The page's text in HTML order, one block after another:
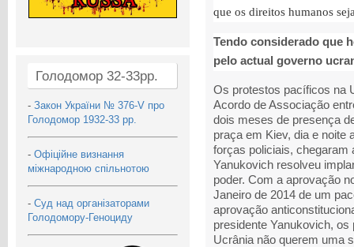
Голодомор 32-33рр.
- Закон України № 376-V про
Голодомор 1932-33 рр.
- Офіційне визнання
міжнародною спільнотою
- Суд над організаторами
Голодомору-Геноциду
que os direitos humanos
Tendo considerado que
pelo actual governo
Os protestos pacíficos na
Acordo de Associação
dois meses de presença
praça em Kiev, dia e noite
forças policiais, chegaram
Yanukovich resolveu
poder. Com a aprovação
Janeiro de 2014 de um
aprovação
presidente Yanukovich,
Ucrânia não querem uma